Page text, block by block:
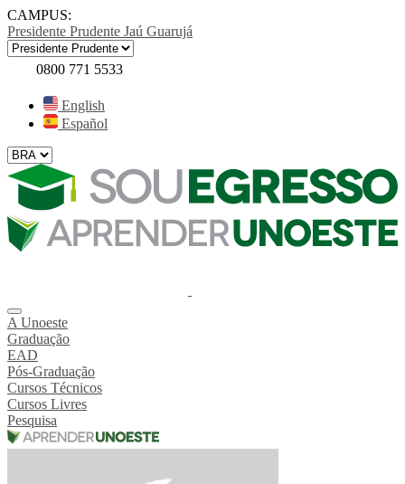
CAMPUS:
Presidente Prudente Jaú Guarujá
0800 771 5533
English
Español
A Unoeste
Graduação
EAD
Pós-Graduação
Cursos Técnicos
Cursos Livres
Pesquisa